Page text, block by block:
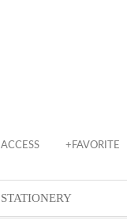
ACCESS +FAVORITE
STATIONERY